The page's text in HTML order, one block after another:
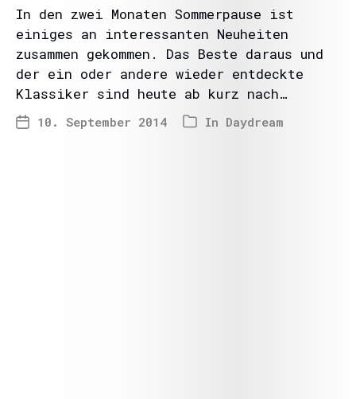
In den zwei Monaten Sommerpause ist
einiges an interessanten Neuheiten
zusammen gekommen. Das Beste daraus und
der ein oder andere wieder entdeckte
Klassiker sind heute ab kurz nach…
10. September 2014 In Daydream